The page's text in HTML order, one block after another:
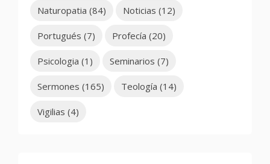
Naturopatia (84) Noticias (12)
Portugués (7) Profecía (20)
Psicologia (1) Seminarios (7)
Sermones (165) Teología (14)
Vigilias (4)